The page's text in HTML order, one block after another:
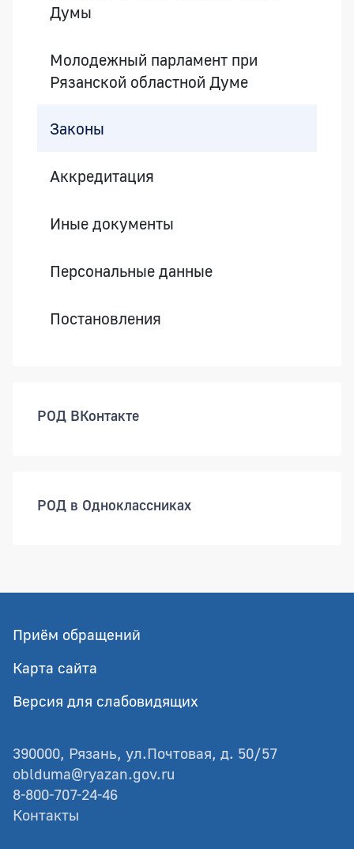
Думы
Молодежный парламент при
Рязанской областной Думе
Законы
Аккредитация
Иные документы
Персональные данные
Постановления
РОД ВКонтакте
РОД в Одноклассниках
Приём обращений
Карта сайта
Версия для слабовидящих
390000, Рязань, ул.Почтовая, д. 50/57
oblduma@ryazan.gov.ru
8-800-707-24-46
Контакты